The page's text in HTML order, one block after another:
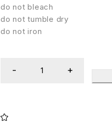
do not bleach
do not tumble dry
do not iron